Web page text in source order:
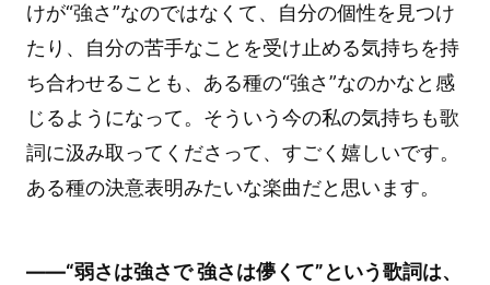
けが“強さ”なのではなくて、自分の個性を見つけ
たり、自分の苦手なことを受け止める気持ちを持
ち合わせることも、ある種の“強さ”なのかなと感
じるようになって。そういう今の私の気持ちも歌
詞に汲み取ってくださって、すごく嬉しいです。
ある種の決意表明みたいな楽曲だと思います。
――“弱さは強さで 強さは儚くて”という歌詞は、